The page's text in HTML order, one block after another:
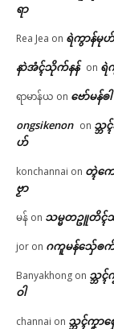
ရာ
Rea Jea on ရဲကွာန်မု
နာဲအံၚ်သိုက်နန် on ရဲ
ရာမာန်ယ on ဗော်မန်ၜ
ongsikenon on သ္ဘ
ဟ်
konchannai on တ္ၚဲက
ဗၟာ
မန် on သမ္မတဥူတိၚ်
jor on ဂကူမန်​သှ်ေၜက်
Banyakhong on သ္ဘ
ဝါ
channai on သ္ဘၚ်ကၞာ